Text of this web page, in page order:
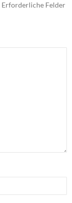
Erforderliche Felder